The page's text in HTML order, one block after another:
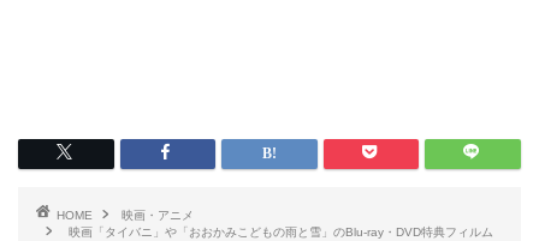
HOME
映画・アニメ
映画「タイバニ」や「おおかみこどもの雨と雪」のBlu-ray・DVD特典フィルム